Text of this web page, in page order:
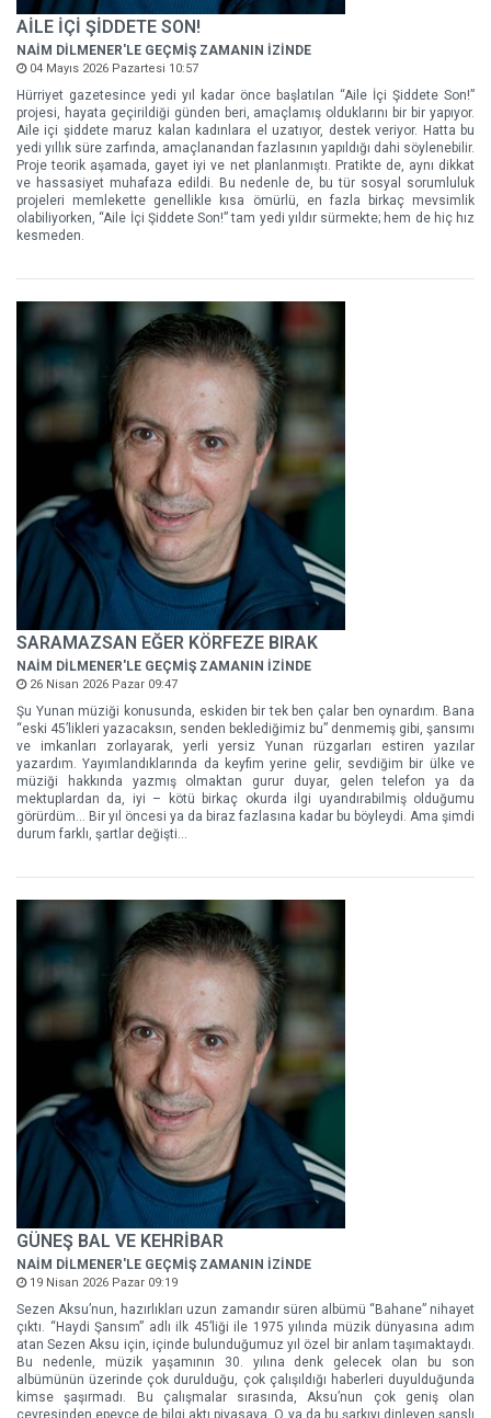
AİLE İÇİ ŞİDDETE SON!
NAİM DİLMENER'LE GEÇMİŞ ZAMANIN İZİNDE
04 Mayıs 2026 Pazartesi 10:57
Hürriyet gazetesince yedi yıl kadar önce başlatılan “Aile İçi Şiddete Son!”
projesi, hayata geçirildiği günden beri, amaçlamış olduklarını bir bir yapıyor.
Aile içi şiddete maruz kalan kadınlara el uzatıyor, destek veriyor. Hatta bu
yedi yıllık süre zarfında, amaçlanandan fazlasının yapıldığı dahi söylenebilir.
Proje teorik aşamada, gayet iyi ve net planlanmıştı. Pratikte de, aynı dikkat
ve hassasiyet muhafaza edildi. Bu nedenle de, bu tür sosyal sorumluluk
projeleri memlekette genellikle kısa ömürlü, en fazla birkaç mevsimlik
olabiliyorken, “Aile İçi Şiddete Son!” tam yedi yıldır sürmekte; hem de hiç hız
kesmeden.
SARAMAZSAN EĞER KÖRFEZE BIRAK
NAİM DİLMENER'LE GEÇMİŞ ZAMANIN İZİNDE
26 Nisan 2026 Pazar 09:47
Şu Yunan müziği konusunda, eskiden bir tek ben çalar ben oynardım. Bana
“eski 45’likleri yazacaksın, senden beklediğimiz bu” denmemiş gibi, şansımı
ve imkanları zorlayarak, yerli yersiz Yunan rüzgarları estiren yazılar
yazardım. Yayımlandıklarında da keyfim yerine gelir, sevdiğim bir ülke ve
müziği hakkında yazmış olmaktan gurur duyar, gelen telefon ya da
mektuplardan da, iyi – kötü birkaç okurda ilgi uyandırabilmiş olduğumu
görürdüm... Bir yıl öncesi ya da biraz fazlasına kadar bu böyleydi. Ama şimdi
durum farklı, şartlar değişti...
GÜNEŞ BAL VE KEHRİBAR
NAİM DİLMENER'LE GEÇMİŞ ZAMANIN İZİNDE
19 Nisan 2026 Pazar 09:19
Sezen Aksu’nun, hazırlıkları uzun zamandır süren albümü “Bahane” nihayet
çıktı. “Haydi Şansım” adlı ilk 45’liği ile 1975 yılında müzik dünyasına adım
atan Sezen Aksu için, içinde bulunduğumuz yıl özel bir anlam taşımaktaydı.
Bu nedenle, müzik yaşamının 30. yılına denk gelecek olan bu son
albümünün üzerinde çok durulduğu, çok çalışıldığı haberleri duyulduğunda
kimse şaşırmadı. Bu çalışmalar sırasında, Aksu’nun çok geniş olan
çevresinden epeyce de bilgi aktı piyasaya. O ya da bu şarkıyı dinleyen şanslı